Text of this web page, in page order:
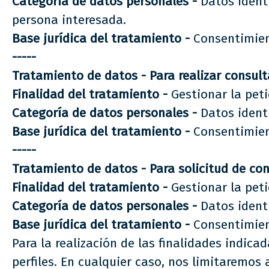
persona interesada.
Base jurídica del tratamiento -
-----
Tratamiento de datos - Para realizar
Finalidad del tratamiento - Gestionar la
Categoría de datos personales - Datos
Base jurídica del tratamiento -
-----
Tratamiento de datos - Para solicitud de
Finalidad del tratamiento - Gestionar la
Categoría de datos personales - Datos
Base jurídica del tratamiento -
Para la realización de las finalidades
perfiles. En cualquier caso, nos